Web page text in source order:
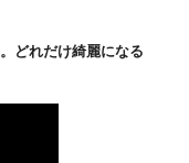
どれだけ綺麗になる